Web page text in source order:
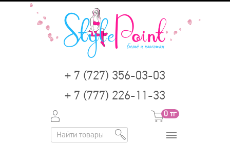
+ 7 (727) 356-03-03
+ 7 (777) 226-11-33
0 тг